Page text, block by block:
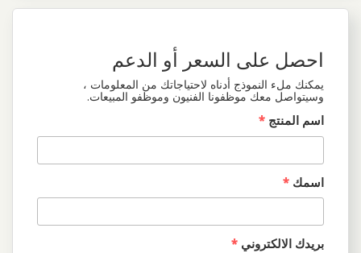
احصل على السعر أو الدعم
يمكنك ملء النموذج أدناه لاحتياجاتك من المعلومات ،
وسيتواصل معك موظفونا الفنيون وموظفو المبيعات.
اسم المنتج *
اسمك *
بريدك الالكتروني *